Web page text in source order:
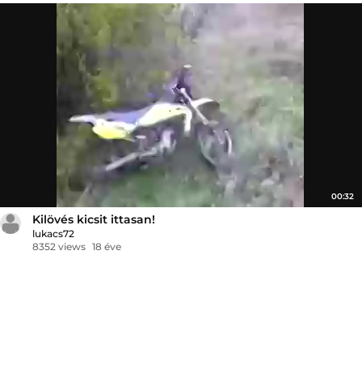
00:32
Kilövés kicsit ittasan!
lukacs72
8352 views 18 éve